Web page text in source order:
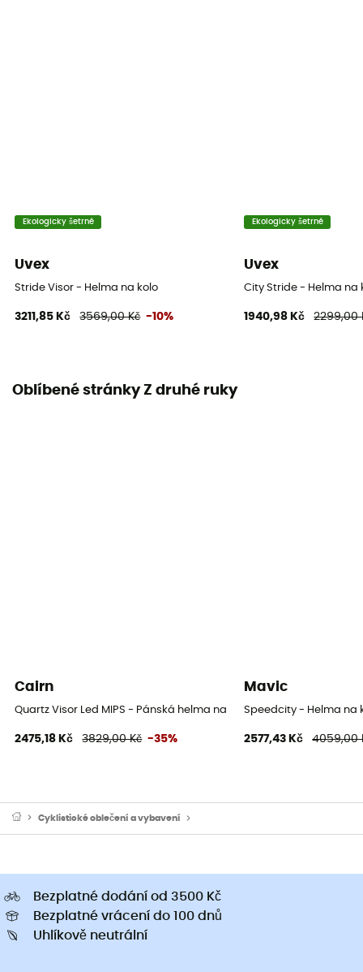
Ekologicky šetrné
Uvex
Stride Visor - Helma na kolo
3211,85 Kč 3569,00 Kč -10%
Ekologicky šetrné
Uvex
City Stride - Helma na
1940,98 Kč 2299,00
Oblíbené stránky Z druhé ruky
Cairn
Quartz Visor Led MIPS - Pánská helma na kolo
2475,18 Kč 3829,00 Kč -35%
Mavic
Speedcity - Helma na
2577,43 Kč 4059,00
Cyklistické oblečení a vybavení
Bezplatné dodání od 3500 Kč
Bezplatné vrácení do 100 dnů
Uhlíkově neutrální